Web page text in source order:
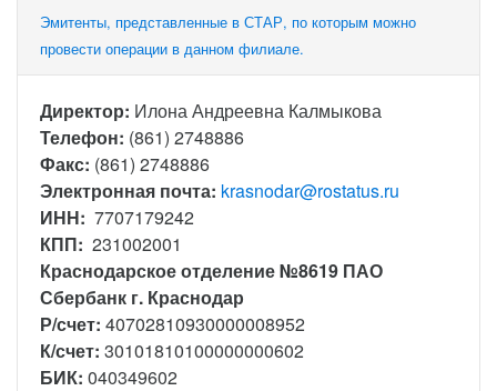
Эмитенты, представленные в СТАР, по которым можно
провести операции в данном филиале.
Директор: Илона Андреевна Калмыкова
Телефон: (861) 2748886
Факс: (861) 2748886
Электронная почта: krasnodar@rostatus.ru
ИНН: 7707179242
КПП: 231002001
Краснодарское отделение №8619 ПАО
Сбербанк г. Краснодар
Р/счет: 40702810930000008952
К/счет: 30101810100000000602
БИК: 040349602